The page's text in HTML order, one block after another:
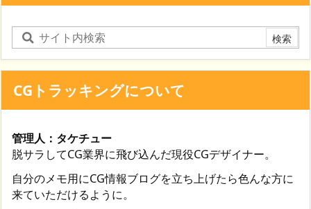
CGトラッキングについて
管理人：タケチュー
脱サラしてCG業界に飛び込んだ現役CGデザイナー。
自分のメモ用にCG情報ブログを立ち上げたら色んな方に
来ていただけるように。